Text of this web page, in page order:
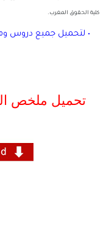
كلية الحقوق المغرب.
• لتحميل جميع دروس